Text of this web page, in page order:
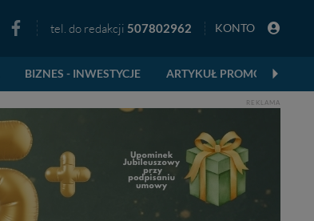
tel. do redakcji 507802962 KONTO
BIZNES - INWESTYCJE ARTYKUŁ PROMOCYJNY
REKLAMA